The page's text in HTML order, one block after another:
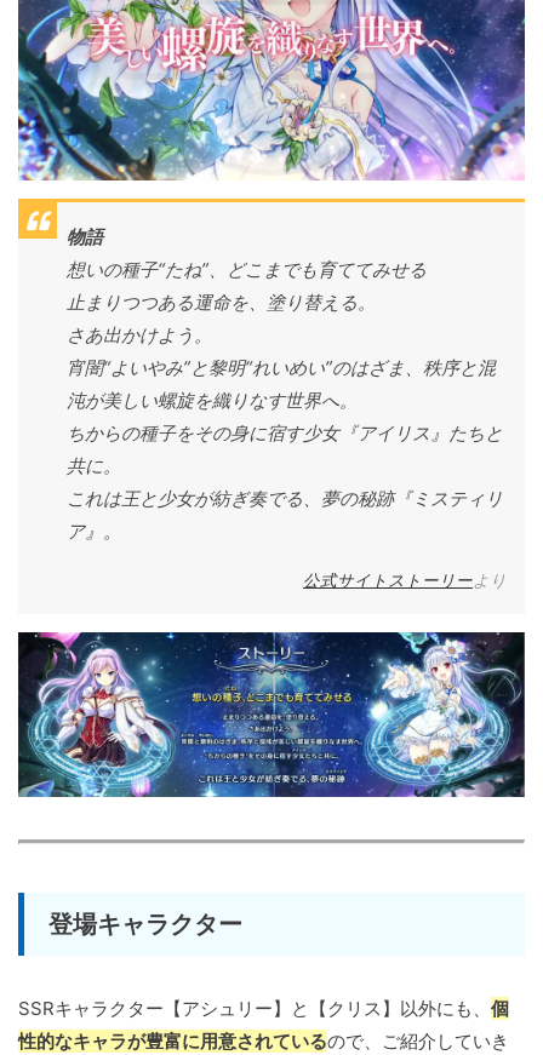
物語
想いの種子“たね”、どこまでも育ててみせる
止まりつつある運命を、塗り替える。
さあ出かけよう。
宵闇“よいやみ”と黎明“れいめい”のはざま、秩序と混
沌が美しい螺旋を織りなす世界へ。
ちからの種子をその身に宿す少女『アイリス』たちと
共に。
これは王と少女が紡ぎ奏でる、夢の秘跡『ミスティリ
ア』。
公式サイトストーリーより
登場キャラクター
SSRキャラクター【アシュリー】と【クリス】以外にも、 個
性的なキャラが豊富に用意されているので、ご紹介していき